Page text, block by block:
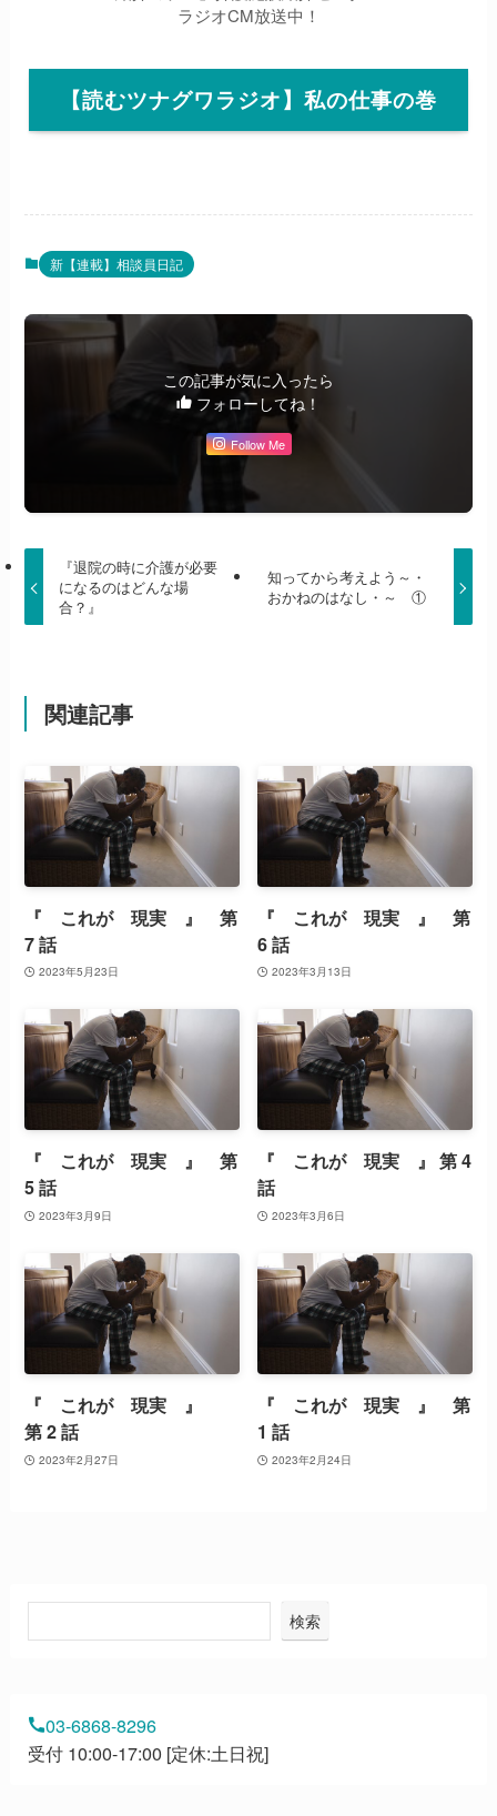
ラジオCM放送中！
【読むツナグワラジオ】私の仕事の巻
新【連載】相談員日記
この記事が気に入ったら
フォローしてね！
Follow Me
『退院の時に介護が必要
になるのはどんな場
合？』
知ってから考えよう～・
おかねのはなし・～ ①
関連記事
『 これが 現実 』 第
7 話
2023年5月23日
『 これが 現実 』 第
6 話
2023年3月13日
『 これが 現実 』 第
5 話
2023年3月9日
『 これが 現実 』 第 4
話
2023年3月6日
『 これが 現実 』
第 2 話
2023年2月27日
『 これが 現実 』 第
1 話
2023年2月24日
検索
03-6868-8296
受付 10:00-17:00 [定休:土日祝]